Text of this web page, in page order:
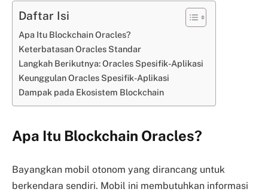
Daftar Isi
Apa Itu Blockchain Oracles?
Keterbatasan Oracles Standar
Langkah Berikutnya: Oracles Spesifik-Aplikasi
Keunggulan Oracles Spesifik-Aplikasi
Dampak pada Ekosistem Blockchain
Apa Itu Blockchain Oracles?
Bayangkan mobil otonom yang dirancang untuk
berkendara sendiri. Mobil ini membutuhkan informasi